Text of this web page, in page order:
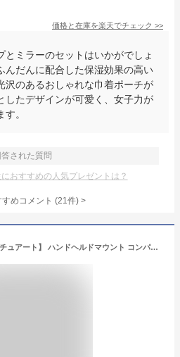
価格と在庫を楽天でチェック >>
とミラーのセットはいかがでしょ
んだんに配合した保湿効果の高い
沢のあるおしゃれな巾着ポーチが
したデザインが可愛く、女子力が
。
答された質問
おすすめの人気プレゼントは？
めコメント (21件) >
JILL STUART 【ジルスチュアート】 ハンドヘルドマウント コンパクトミラーII